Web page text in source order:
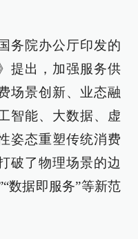
务院办公厅印发的
提出，加强服务供
场景创新、业态融
智能、大数据、虚
姿态重塑传统消费
破了物理场景的边
数据即服务”等新范